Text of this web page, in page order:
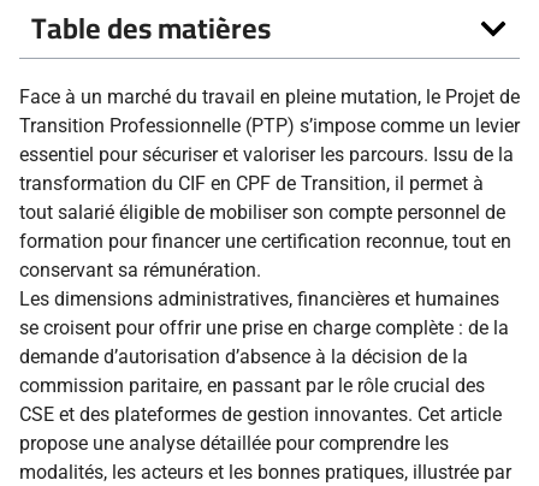
Table des matières
Face à un marché du travail en pleine mutation, le Projet de
Transition Professionnelle (PTP) s’impose comme un levier
essentiel pour sécuriser et valoriser les parcours. Issu de la
transformation du CIF en CPF de Transition, il permet à
tout salarié éligible de mobiliser son compte personnel de
formation pour financer une certification reconnue, tout en
conservant sa rémunération.
Les dimensions administratives, financières et humaines
se croisent pour offrir une prise en charge complète : de la
demande d’autorisation d’absence à la décision de la
commission paritaire, en passant par le rôle crucial des
CSE et des plateformes de gestion innovantes. Cet article
propose une analyse détaillée pour comprendre les
modalités, les acteurs et les bonnes pratiques, illustrée par